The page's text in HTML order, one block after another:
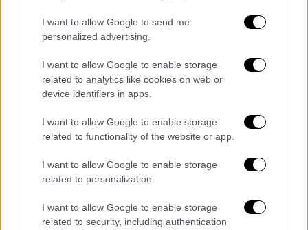
I want to allow Google to send me
personalized advertising.
I want to allow Google to enable storage
related to analytics like cookies on web or
device identifiers in apps.
I want to allow Google to enable storage
related to functionality of the website or app.
I want to allow Google to enable storage
related to personalization.
I want to allow Google to enable storage
related to security, including authentication
Κόσμος|02.12.2020 18:30
χειραποσκευές για τις χαμηλού κόστους
πτήσεις
Επί του παρόντος, οι πελάτες της εταιρείας
μπορούν να πετάξουν με μια τσάντα
καμπίνας διαστάσεων 56x45x25cm - μια
πολιτική που επιτρέπει την τοποθέτηση
μικρών βαλιτσών στα εναέρια ερμάρια